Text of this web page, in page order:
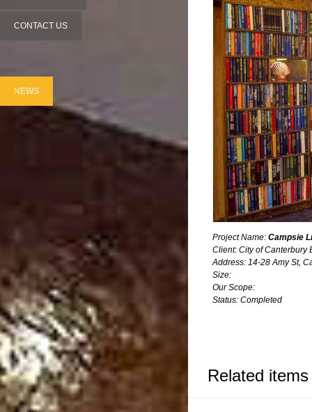
CONTACT US
NEWS
ProjectName: Campsie
Client: City of Canterbury
Address: 14-28 Amy St,
Size:
Our Scope:
Status: Completed
Related items